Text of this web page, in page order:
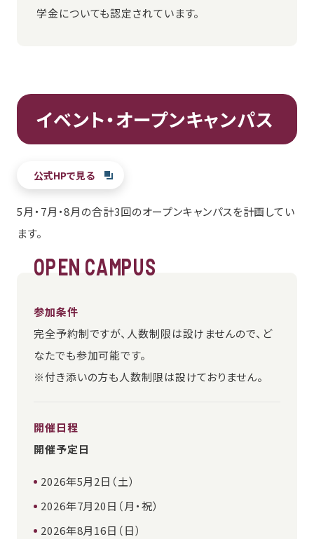
学金についても認定されています。
イベント・オープンキャンパス
公式HPで見る
5月・7月・8月の合計3回のオープンキャンパスを計画してい
ます。
OPEN CAMPUS
参加条件
完全予約制ですが、人数制限は設けませんので、ど
なたでも参加可能です。
※付き添いの方も人数制限は設けておりません。
開催日程
開催予定日
2026年5月2日（土）
2026年7月20日（月・祝）
2026年8月16日（日）